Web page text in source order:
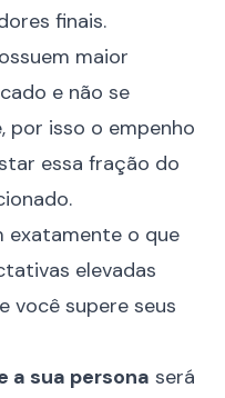
finais.
maior
e não se
por isso o empenho
essa fração do
exatamente o que
elevadas
você supere seus
a sua persona será